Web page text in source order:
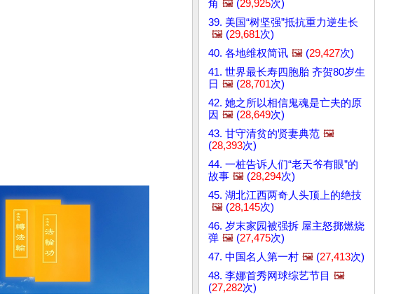
角 🖼️ (29,925次)
39. 美国“树坚强”抵抗重力逆生长
🖼️ (29,681次)
40. 各地维权简讯 🖼️ (29,427次)
41. 世界最长寿四胞胎 齐贺80岁生
日 🖼️ (28,701次)
42. 她之所以相信鬼魂是亡夫的原
因 🖼️ (28,649次)
43. 甘守清贫的贤妻典范 🖼️
(28,393次)
44. 一桩告诉人们“老天爷有眼”的
故事 🖼️ (28,294次)
45. 湖北江西两奇人头顶上的绝技
🖼️ (28,145次)
46. 岁末家园被强拆 屋主怒掷燃烧
弹 🖼️ (27,475次)
47. 中国名人第一村 🖼️ (27,413次)
48. 李娜首秀网球综艺节目 🖼️
(27,282次)